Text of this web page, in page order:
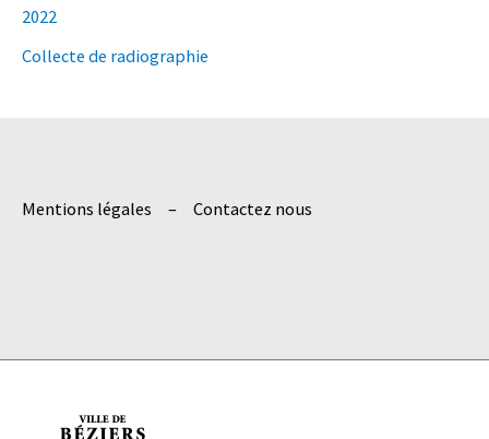
c
h
2022
Collecte de radiographie
Mentions légales Contactez nous